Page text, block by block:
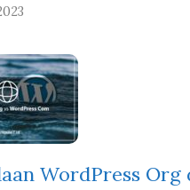
WordPress Org